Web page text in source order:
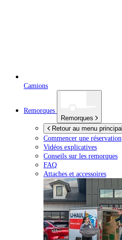
Camions
Remorques
Remorques
Retour au menu principal
Commencer une réservation
Vidéos explicatives
Conseils sur les remorques
FAQ
Attaches et accessoires